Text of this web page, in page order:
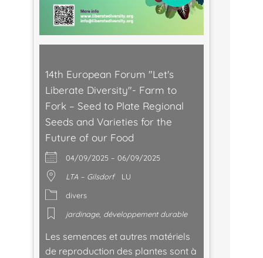
14th European Forum "Let's
Liberate Diversity"- Farm to
Fork – Seed to Plate Regional
Seeds and Varieties for the
Future of our Food
04/09/2025 – 06/09/2025
LTA – Gilsdorf
LU
divers
jardinage, développement durable
Les semences et autres matériels
de reproduction des plantes sont à